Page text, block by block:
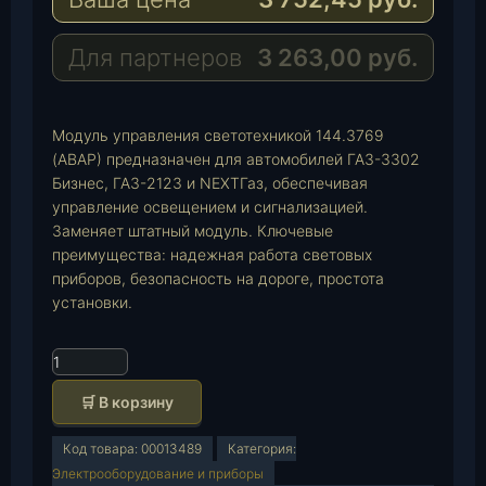
r
a
m
s
A
p
a
i
l
Для партнеров 3 263,00 руб.
Модуль управления светотехникой 144.3769
(АВАР) предназначен для автомобилей ГАЗ-3302
Бизнес, ГАЗ-2123 и NEXTГаз, обеспечивая
управление освещением и сигнализацией.
Заменяет штатный модуль. Ключевые
преимущества: надежная работа световых
приборов, безопасность на дороге, простота
установки.
К
о
и
🛒 В корзину
Код товара: 00013489
Категория:
Электрооборудование и приборы